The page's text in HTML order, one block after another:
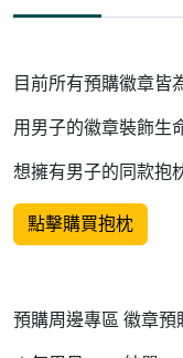
目前所有預購徽章皆
用男子的徽章裝飾生
想擁有男子的同款抱
點擊購買抱枕
預購周邊專區 徽章預